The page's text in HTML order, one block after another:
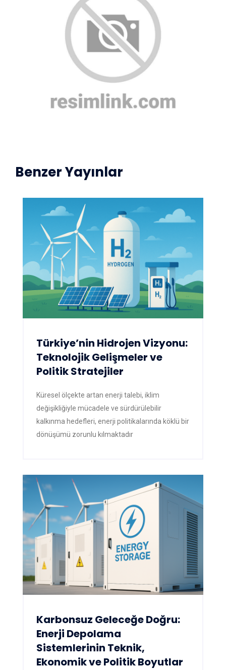
Benzer Yayınlar
Türkiye’nin Hidrojen Vizyonu:
Teknolojik Gelişmeler ve
Politik Stratejiler
Küresel ölçekte artan enerji talebi, iklim
değişikliğiyle mücadele ve sürdürülebilir
kalkınma hedefleri, enerji politikalarında köklü bir
dönüşümü zorunlu kılmaktadır
Karbonsuz Geleceğe Doğru:
Enerji Depolama
Sistemlerinin Teknik,
Ekonomik ve Politik Boyutlar